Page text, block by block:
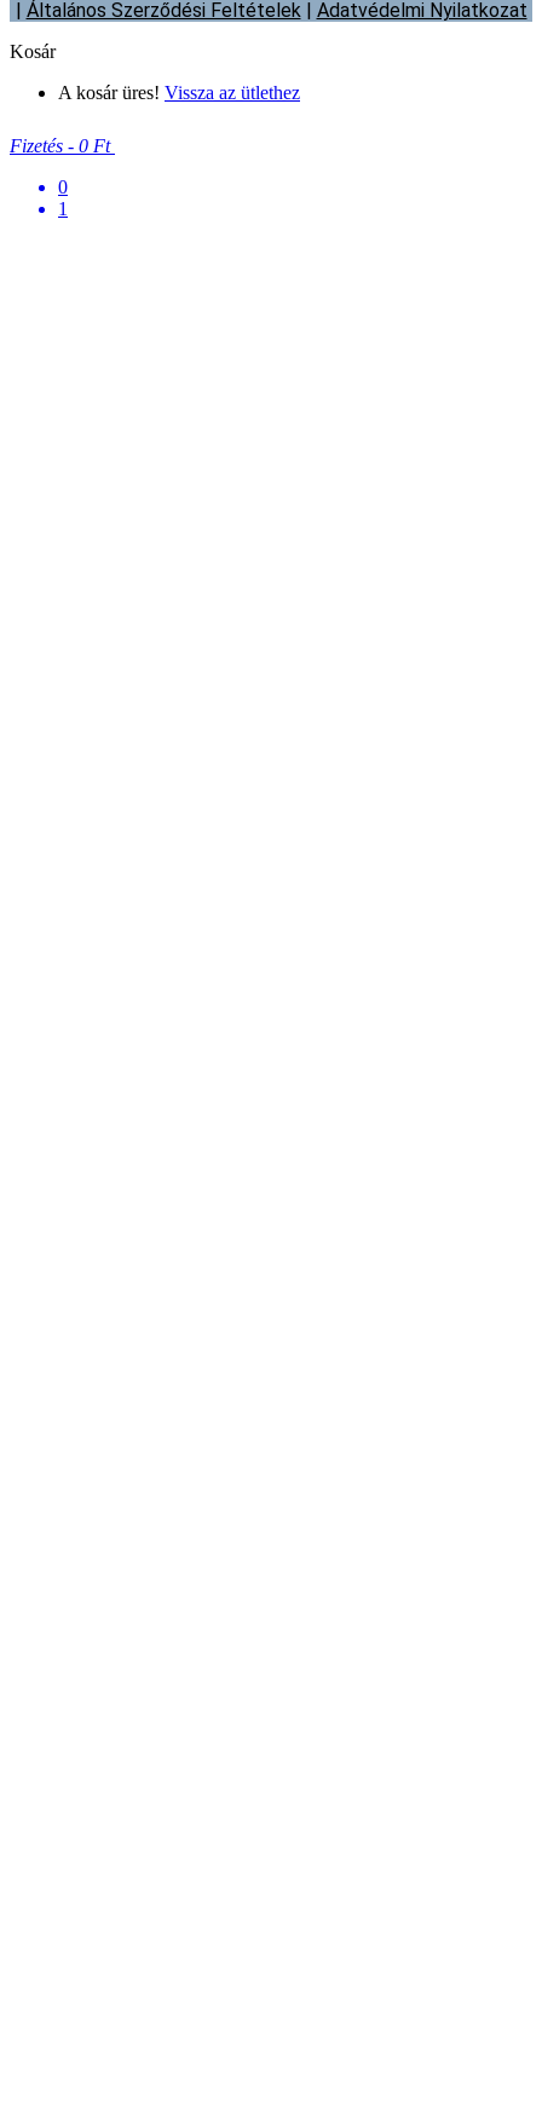
| Általános Szerződési Feltételek| Adatvédelmi Nyilatkozat
Kosár
A kosár üres! Vissza az ütlethez
Fizetés - 0 Ft
0
1